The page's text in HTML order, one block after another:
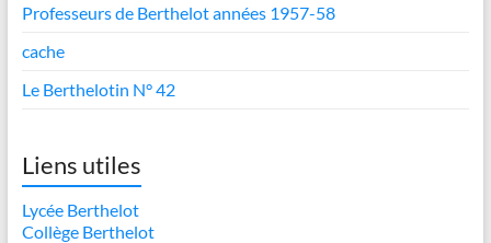
Professeurs de Berthelot années 1957-58
cache
Le Berthelotin N° 42
Liens utiles
Lycée Berthelot
Collège Berthelot